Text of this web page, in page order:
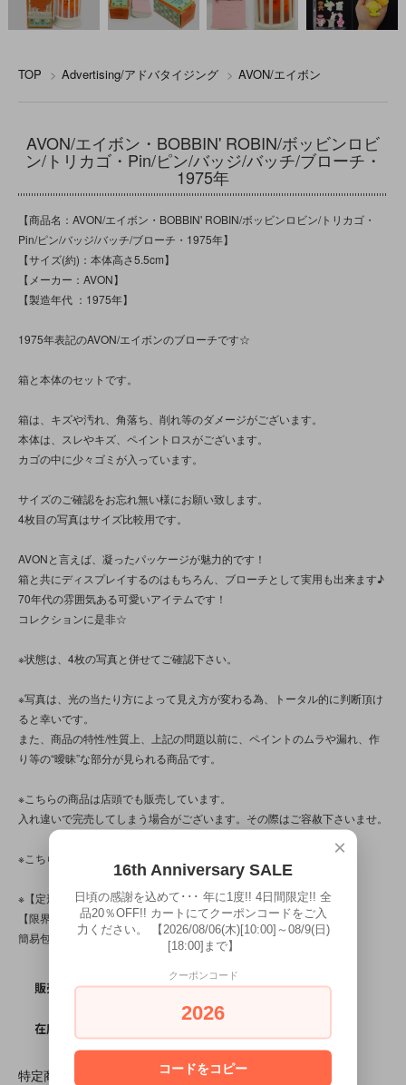
TOP > Advertising/アドバタイジング > AVON/エイボン
AVON/エイボン・BOBBIN' ROBIN/ボッビンロビ
ン/トリカゴ・Pin/ピン/バッジ/バッチ/ブローチ・
1975年
【商品名：AVON/エイボン・BOBBIN' ROBIN/ボッビンロビン/トリカゴ・
Pin/ピン/バッジ/バッチ/ブローチ・1975年】
【サイズ(約)：本体高さ5.5cm】
【メーカー：AVON】
【製造年代 ：1975年】
1975年表記のAVON/エイボンのブローチです☆
箱と本体のセットです。
箱は、キズや汚れ、角落ち、削れ等のダメージがございます。
本体は、スレやキズ、ペイントロスがございます。
カゴの中に少々ゴミが入っています。
サイズのご確認をお忘れ無い様にお願い致します。
4枚目の写真はサイズ比較用です。
AVONと言えば、凝ったパッケージが魅力的です！
箱と共にディスプレイするのはもちろん、ブローチとして実用も出来ます♪
70年代の雰囲気ある可愛いアイテムです！
コレクションに是非☆
※状態は、4枚の写真と併せてご確認下さい。
※写真は、光の当たり方によって見え方が変わる為、トータル的に判断頂け
ると幸いです。
また、商品の特性/性質上、上記の問題以前に、ペイントのムラや漏れ、作
り等の“曖昧”な部分が見られる商品です。
※こちらの商品は店頭でも販売しています。
入れ違いで完売してしまう場合がございます。その際はご容赦下さいませ。
※こちらの商品は、中古・ヴィンテージ品です。
※【定形外対応商品】・【サイズ規格外】です。
【限界個数】は【5個/点】･【送料】は220～500円です。
簡易包装です。
販売価格 SOLD OUT
在庫数
特定商取引法に基づく表記 (返品など)
×
16th Anniversary SALE
日頃の感謝を込めて･･･ 年に1度!! 4日間限定!! 全
品20％OFF!! カートにてクーポンコードをご入
力ください。 【2026/08/06(木)[10:00]～08/9(日)
[18:00]まで】
クーポンコード
2026
コードをコピー